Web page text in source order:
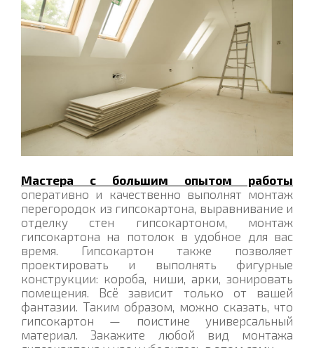
Мастера с большим опытом работы
оперативно и качественно выполнят монтаж
перегородок из гипсокартона, выравнивание и
отделку стен гипсокартоном, монтаж
гипсокартона на потолок в удобное для вас
время. Гипсокартон также позволяет
проектировать и выполнять фигурные
конструкции: короба, ниши, арки, зонировать
помещения. Всё зависит только от вашей
фантазии. Таким образом, можно сказать, что
гипсокартон — поистине универсальный
материал. Закажите любой вид монтажа